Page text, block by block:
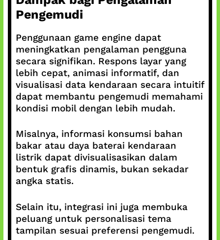
Pengemudi
Penggunaan game engine dapat
meningkatkan pengalaman pengguna
secara signifikan. Respons layar yang
lebih cepat, animasi informatif, dan
visualisasi data kendaraan secara intuitif
dapat membantu pengemudi memahami
kondisi mobil dengan lebih mudah.
Misalnya, informasi konsumsi bahan
bakar atau daya baterai kendaraan
listrik dapat divisualisasikan dalam
bentuk grafis dinamis, bukan sekadar
angka statis.
Selain itu, integrasi ini juga membuka
peluang untuk personalisasi tema
tampilan sesuai preferensi pengemudi.